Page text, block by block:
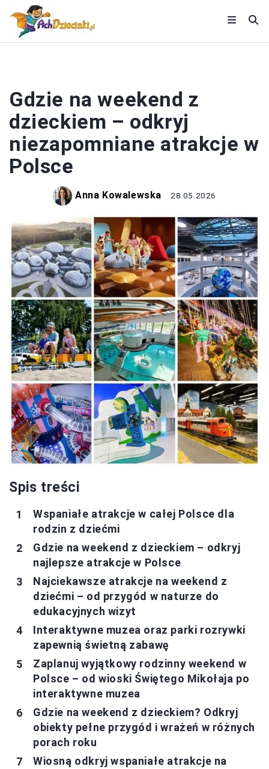
Gdzie na weekend z
dzieckiem – odkryj
niezapomniane atrakcje w
Polsce
Anna Kowalewska 28.05.2026
Spis treści
Wspaniałe atrakcje w całej Polsce dla
rodzin z dziećmi
Gdzie na weekend z dzieckiem – odkryj
najlepsze atrakcje w Polsce
Najciekawsze atrakcje na weekend z
dziećmi – od przygód w naturze do
edukacyjnych wizyt
Interaktywne muzea oraz parki rozrywki
zapewnią świetną zabawę
Zaplanuj wyjątkowy rodzinny weekend w
Polsce – od wioski Świętego Mikołaja po
interaktywne muzea
Gdzie na weekend z dzieckiem? Odkryj
obiekty pełne przygód i wrażeń w różnych
porach roku
Wiosną odkryj wspaniałe atrakcje na